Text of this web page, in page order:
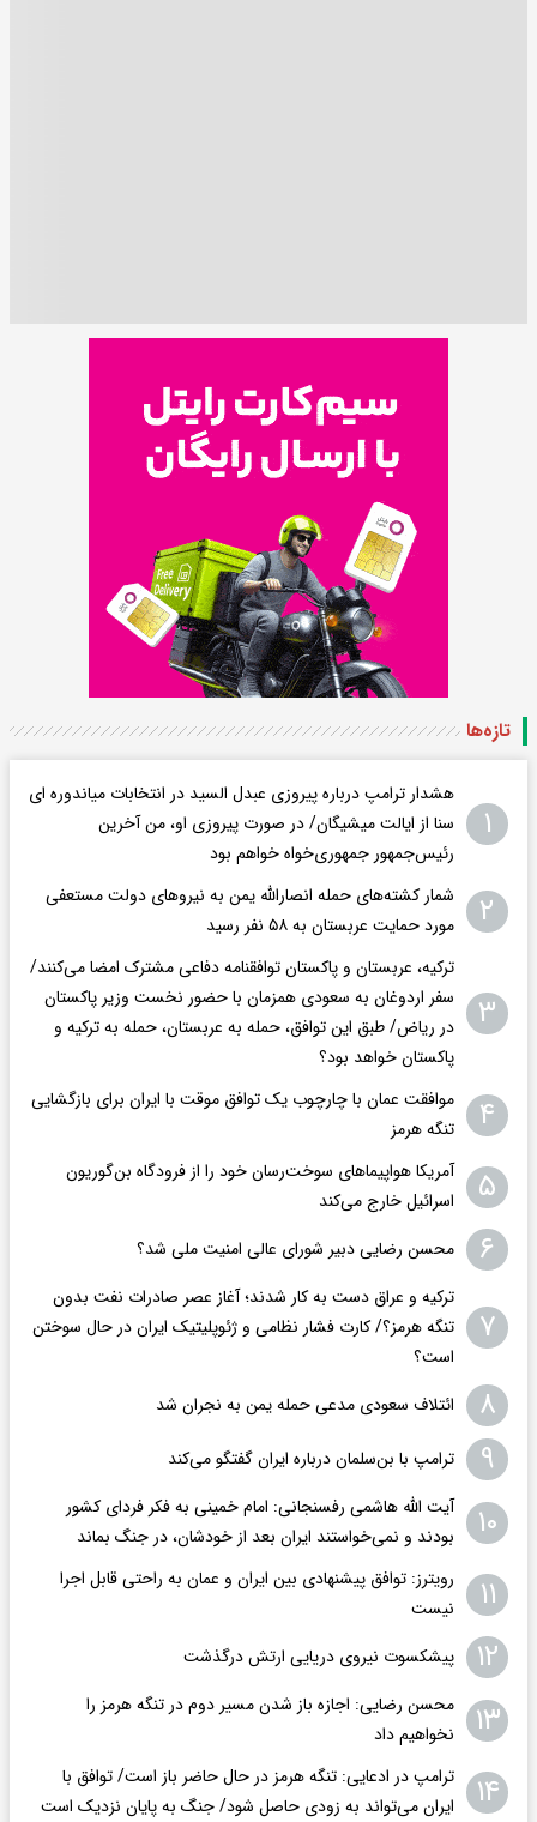
تازه‌ها
۱
هشدار ترامپ درباره پیروزی عبدل السید در انتخابات میاندوره ای
سنا از ایالت میشیگان/ در صورت پیروزی او، من آخرین
رئیس‌جمهور جمهوری‌‍‌خواه خواهم بود
۲
شمار کشته‌های حمله انصارالله یمن به نیروهای دولت مستعفی
مورد حمایت عربستان به ۵۸ نفر رسید
۳
ترکیه، عربستان و پاکستان توافقنامه دفاعی مشترک امضا می‌کنند/
سفر اردوغان به سعودی همزمان با حضور نخست وزیر پاکستان
در ریاض/ طبق این توافق، حمله به عربستان، حمله به ترکیه و
پاکستان خواهد بود؟
۴
موافقت عمان با چارچوب یک توافق موقت با ایران برای بازگشایی
تنگه هرمز
۵
آمریکا هواپیماهای سوخت‌رسان خود را از فرودگاه بن‌گوریون
اسرائیل خارج می‌کند
۶ محسن رضایی دبیر شورای عالی امنیت ملی شد؟
۷
ترکیه و عراق دست به کار شدند؛ آغاز عصر صادرات نفت بدون
تنگه هرمز؟/ کارت فشار نظامی و ژئوپلیتیک ایران در حال سوختن
است؟
۸ ائتلاف سعودی مدعی حمله یمن به نجران شد
۹ ترامپ با بن‌سلمان درباره ایران گفتگو می‌کند
۱۰
آیت الله هاشمی رفسنجانی: امام خمینی به فکر فردای کشور
بودند و نمی‌خواستند ایران بعد از خودشان، در جنگ بماند
۱۱
رویترز: توافق پیشنهادی بین ایران و عمان به راحتی قابل اجرا
نیست
۱۲ پیشکسوت نیروی دریایی ارتش درگذشت
۱۳
محسن رضایی: اجازه باز شدن مسیر دوم در تنگه هرمز را
نخواهیم داد
۱۴
ترامپ در ادعایی: تنگه هرمز در حال حاضر باز است/ توافق با
ایران می‌تواند به‌ زودی حاصل شود/ جنگ به پایان نزدیک است